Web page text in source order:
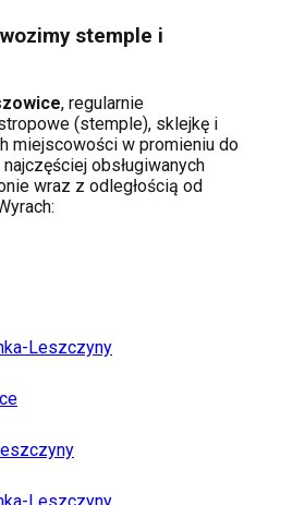
stemple i
, regularnie
(stemple), sklejkę i
miejscowości w promieniu do
obsługiwanych
wraz z odległością od
Leszczyny